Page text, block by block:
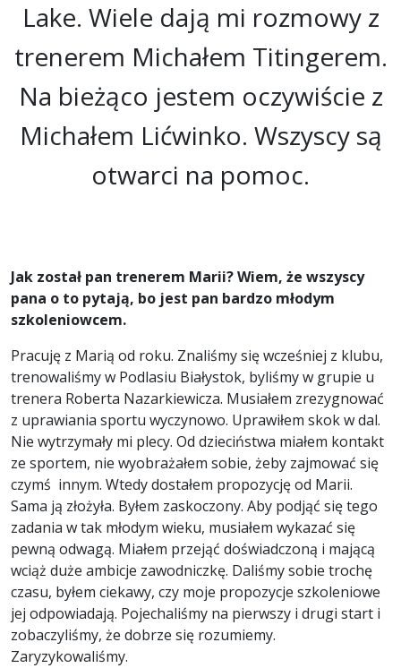
Lake. Wiele dają mi rozmowy z
trenerem Michałem Titingerem.
Na bieżąco jestem oczywiście z
Michałem Lićwinko. Wszyscy są
otwarci na pomoc.
Jak został pan trenerem Marii? Wiem, że wszyscy
pana o to pytają, bo jest pan bardzo młodym
szkoleniowcem.
Pracuję z Marią od roku. Znaliśmy się wcześniej z klubu,
trenowaliśmy w Podlasiu Białystok, byliśmy w grupie u
trenera Roberta Nazarkiewicza. Musiałem zrezygnować
z uprawiania sportu wyczynowo. Uprawiłem skok w dal.
Nie wytrzymały mi plecy. Od dzieciństwa miałem kontakt
ze sportem, nie wyobrażałem sobie, żeby zajmować się
czymś innym. Wtedy dostałem propozycję od Marii.
Sama ją złożyła. Byłem zaskoczony. Aby podjąć się tego
zadania w tak młodym wieku, musiałem wykazać się
pewną odwagą. Miałem przejąć doświadczoną i mającą
wciąż duże ambicje zawodniczkę. Daliśmy sobie trochę
czasu, byłem ciekawy, czy moje propozycje szkoleniowe
jej odpowiadają. Pojechaliśmy na pierwszy i drugi start i
zobaczyliśmy, że dobrze się rozumiemy.
Zaryzykowaliśmy.